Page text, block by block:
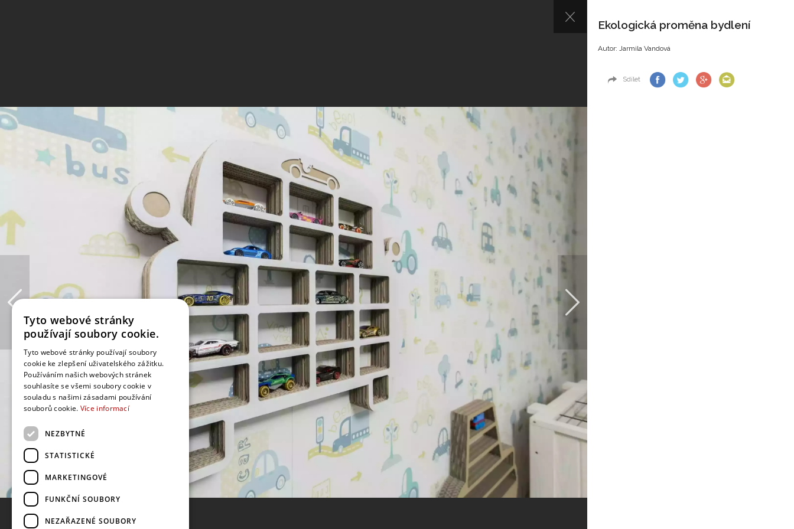
Ekologická proměna bydlení
Autor: Jarmila Vandová
Sdílet
Tyto webové stránky
používají soubory cookie.
Tyto webové stránky používají soubory
cookie ke zlepšení uživatelského zážitku.
Používáním našich webových stránek
souhlasíte se všemi soubory cookie v
souladu s našimi zásadami používání
souborů cookie. Více informací
NEZBYTNÉ
STATISTICKÉ
MARKETINGOVÉ
FUNKČNÍ SOUBORY
NEZAŘAZENÉ SOUBORY